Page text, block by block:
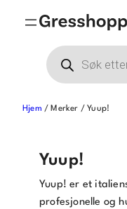
Products
search
Hjem / Merker / Yuup!
Yuup!
Yuup! er et
profesjonelle og